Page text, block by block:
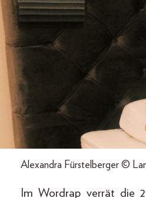
Alexandra Fürstelberger ©
Im Wordrap verrät die